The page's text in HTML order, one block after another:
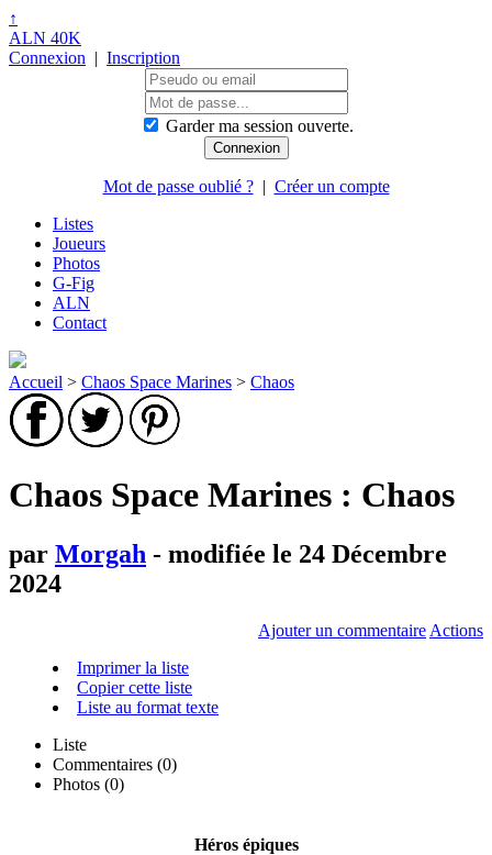
↑
ALN 40K
Connexion | Inscription
Garder ma session ouverte.
Mot de passe oublié ?| Créer un compte
Listes
Joueurs
Photos
G-Fig
ALN
Contact
Accueil > Chaos Space Marines > Chaos
Chaos Space Marines : Chaos
par Morgah - modifiée le 24 Décembre
2024
Ajouter un commentaire Actions
Imprimer la liste
Copier cette liste
Liste au format texte
Liste
Commentaires (0)
Photos (0)
Héros épiques